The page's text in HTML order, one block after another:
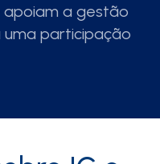
a gestão
participação